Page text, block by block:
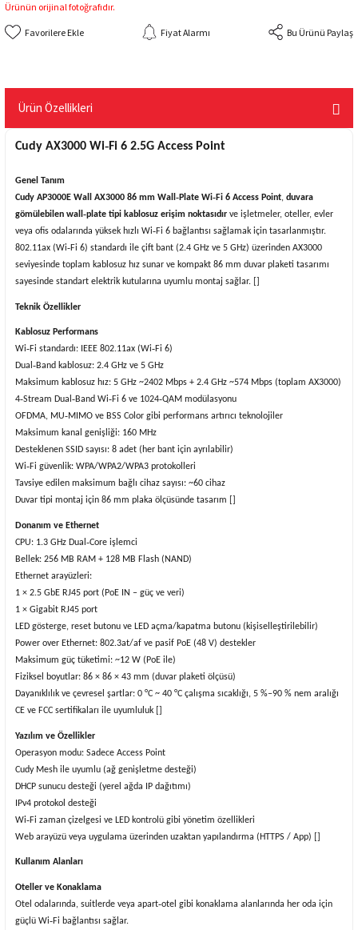
Ürünün orijinal fotoğrafıdır.
Fiyat Alarmı Bu Ürünü Paylaş
Ürün Özellikleri
Cudy AX3000 Wi‑Fi 6 2.5G Access Point
Genel Tanım
Cudy AP3000E Wall AX3000 86 mm Wall‑Plate Wi‑Fi 6 Access Point, duvara
gömülebilen wall‑plate tipi kablosuz erişim noktasıdır ve işletmeler, oteller, evler
veya ofis odalarında yüksek hızlı Wi‑Fi 6 bağlantısı sağlamak için tasarlanmıştır.
802.11ax (Wi‑Fi 6) standardı ile çift bant (2.4 GHz ve 5 GHz) üzerinden AX3000
seviyesinde toplam kablosuz hız sunar ve kompakt 86 mm duvar plaketi tasarımı
sayesinde standart elektrik kutularına uyumlu montaj sağlar. []
Teknik Özellikler
Kablosuz Performans
Wi‑Fi standardı: IEEE 802.11ax (Wi‑Fi 6)
Dual‑Band kablosuz: 2.4 GHz ve 5 GHz
Maksimum kablosuz hız: 5 GHz ~2402 Mbps + 2.4 GHz ~574 Mbps (toplam AX3000)
4‑Stream Dual‑Band Wi‑Fi 6 ve 1024‑QAM modülasyonu
OFDMA, MU‑MIMO ve BSS Color gibi performans artırıcı teknolojiler
Maksimum kanal genişliği: 160 MHz
Desteklenen SSID sayısı: 8 adet (her bant için ayrılabilir)
Wi‑Fi güvenlik: WPA/WPA2/WPA3 protokolleri
Tavsiye edilen maksimum bağlı cihaz sayısı: ~60 cihaz
Duvar tipi montaj için 86 mm plaka ölçüsünde tasarım []
Donanım ve Ethernet
CPU: 1.3 GHz Dual‑Core işlemci
Bellek: 256 MB RAM + 128 MB Flash (NAND)
Ethernet arayüzleri:
1 × 2.5 GbE RJ45 port (PoE IN – güç ve veri)
1 × Gigabit RJ45 port
LED gösterge, reset butonu ve LED açma/kapatma butonu (kişiselleştirilebilir)
Power over Ethernet: 802.3at/af ve pasif PoE (48 V) destekler
Maksimum güç tüketimi: ~12 W (PoE ile)
Fiziksel boyutlar: 86 × 86 × 43 mm (duvar plaketi ölçüsü)
Dayanıklılık ve çevresel şartlar: 0 °C ~ 40 °C çalışma sıcaklığı, 5 %–90 % nem aralığı
CE ve FCC sertifikaları ile uyumluluk []
Yazılım ve Özellikler
Operasyon modu: Sadece Access Point
Cudy Mesh ile uyumlu (ağ genişletme desteği)
DHCP sunucu desteği (yerel ağda IP dağıtımı)
IPv4 protokol desteği
Wi‑Fi zaman çizelgesi ve LED kontrolü gibi yönetim özellikleri
Web arayüzü veya uygulama üzerinden uzaktan yapılandırma (HTTPS / App) []
Kullanım Alanları
Oteller ve Konaklama
Otel odalarında, suitlerde veya apart‑otel gibi konaklama alanlarında her oda için
güçlü Wi‑Fi bağlantısı sağlar.